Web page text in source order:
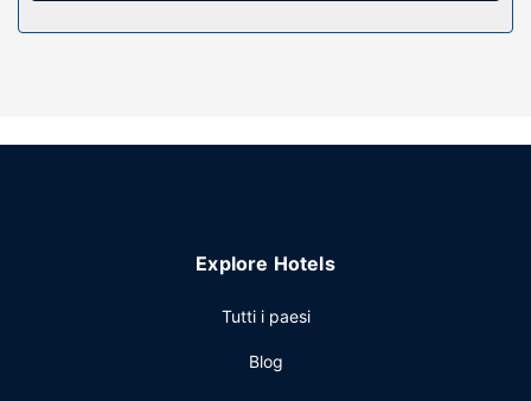
Avrai a disposizione un giardino da dove ammirare il
Explore Hotels
Tutti i paesi
Blog